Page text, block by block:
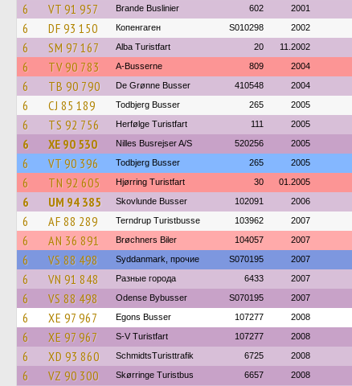
6 VT 91 957 Brande Buslinier 602 2001
6 DF 93 150 Копенгаген S010298 2002
6 SM 97 167 Alba Turistfart 20 11.2002
6 TV 90 783 A-Busserne 809 2004
6 TB 90 790 De Grønne Busser 410548 2004
6 CJ 85 189 Todbjerg Busser 265 2005
6 TS 92 756 Herfølge Turistfart 111 2005
6 XE 90 530 Nilles Busrejser A/S 520256 2005
6 VT 90 396 Todbjerg Busser 265 2005
6 TN 92 605 Hjørring Turistfart 30 01.2005
6 UM 94 385 Skovlunde Busser 102091 2006
6 AF 88 289 Terndrup Turistbusse 103962 2007
6 AN 36 891 Brøchners Biler 104057 2007
6 VS 88 498 Syddanmark, прочие S070195 2007
6 VN 91 848 Разные города 6433 2007
6 VS 88 498 Odense Bybusser S070195 2007
6 XE 97 967 Egons Busser 107277 2008
6 XE 97 967 S-V Turistfart 107277 2008
6 XD 93 860 SchmidtsTuristtrafik 6725 2008
6 VZ 90 300 Skørringe Turistbus 6657 2008